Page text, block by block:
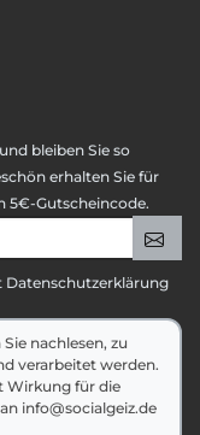
bleiben Sie so
erhalten Sie für
5€-Gutscheincode.
Datenschutzerklärung
nachlesen, zu
verarbeitet werden.
Wirkung für die
info@socialgeiz.de